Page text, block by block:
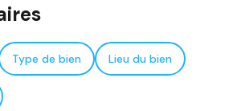
Type de bien Lieu du bien